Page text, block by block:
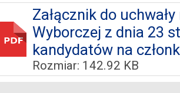
Załącznik do
Wyborczej z dnia 23
kandydatów na
Rozmiar: 142.92 KB